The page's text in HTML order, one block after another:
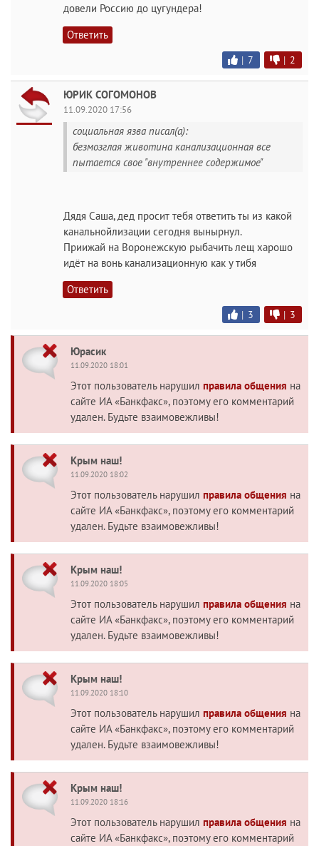
довели Россию до цугундера!
Ответить
| 7 | 2
ЮРИК СОГОМОНОВ
11.09.2020 17:56
социальная язва писал(а):
безмозглая животина канализационная все
пытается свое "внутреннее содержимое"
Дядя Саша, дед просит тебя ответить ты из какой
канальнойлизации сегодня вынырнул.
Приижай на Воронежскую рыбачить лещ харошо
идёт на вонь канализационную как у тибя
Ответить
| 3 | 3
Юрасик
11.09.2020 18:01
Этот пользователь нарушил правила общения на
сайте ИА «Банкфакс», поэтому его комментарий
удален. Будьте взаимовежливы!
Крым наш!
11.09.2020 18:02
Этот пользователь нарушил правила общения на
сайте ИА «Банкфакс», поэтому его комментарий
удален. Будьте взаимовежливы!
Крым наш!
11.09.2020 18:05
Этот пользователь нарушил правила общения на
сайте ИА «Банкфакс», поэтому его комментарий
удален. Будьте взаимовежливы!
Крым наш!
11.09.2020 18:10
Этот пользователь нарушил правила общения на
сайте ИА «Банкфакс», поэтому его комментарий
удален. Будьте взаимовежливы!
Крым наш!
11.09.2020 18:16
Этот пользователь нарушил правила общения на
сайте ИА «Банкфакс», поэтому его комментарий